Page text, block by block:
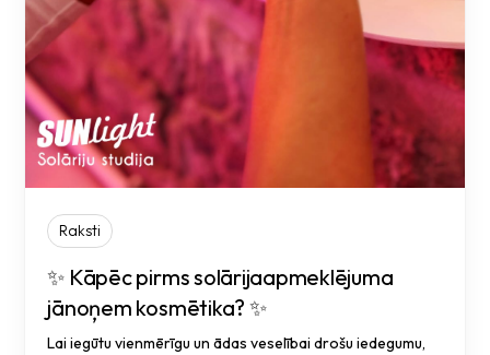
Raksti
✨ Kāpēc pirms solārijaapmeklējuma
jānoņem kosmētika? ✨
Lai iegūtu vienmērīgu un ādas veselībai drošu iedegumu,